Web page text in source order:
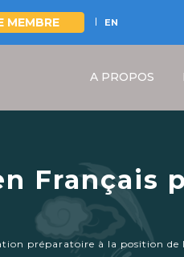
MEMBRE EN
A PROPOS
Français
à la
l'Eau, 4-6
préparatoire à la position